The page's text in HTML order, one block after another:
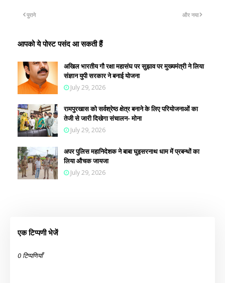
और नया
पुराने
आपको ये पोस्ट पसंद आ सकती हैं
अखिल भारतीय गौ रक्षा महासंघ पर सुझाव पर मुख्यमंत्री ने लिया
संज्ञान युपी सरकार ने बनाई योजना
July 29, 2026
रामपुरखास को सर्वश्रेष्ठ क्षेत्र बनाने के लिए परियोजनाओं का
तेजी से जारी दिखेगा संचालन- मोना
July 29, 2026
अपर पुलिस महानिदेशक ने बाबा घुइसरनाथ धाम में प्रबन्धों का
लिया औचक जायजा
July 29, 2026
एक टिप्पणी भेजें
0 टिप्पणियाँ